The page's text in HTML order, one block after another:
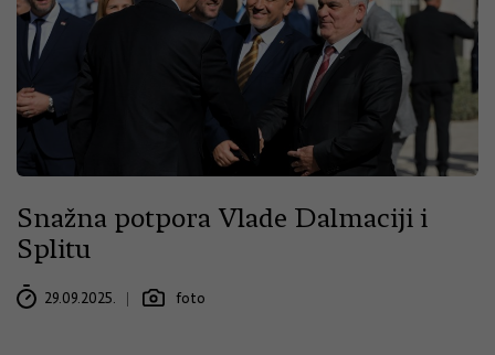
Snažna potpora Vlade Dalmaciji i
Splitu
29.09.2025. foto